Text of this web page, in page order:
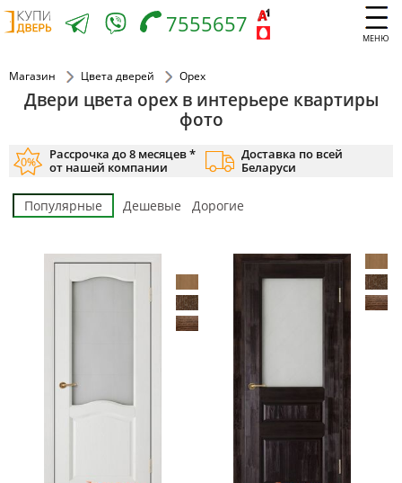
МЕНЮ
7555657
Магазин Цвета дверей Орех
Двери цвета орех в интерьере квартиры
фото
Рассрочка до 8 месяцев *
от нашей компании
Доставка по всей
Беларуси
Популярные Дешевые Дорогие